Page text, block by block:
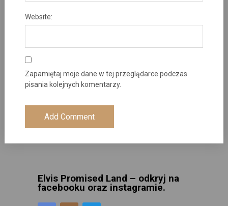
Website:
Zapamiętaj moje dane w tej przeglądarce podczas
pisania kolejnych komentarzy.
Elvis Promised Land – odkryj na
facebooku oraz instagramie.